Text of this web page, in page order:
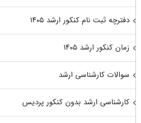
دفترچه ثبت نام کنکور ارشد ۱۴۰۵
زمان کنکور ارشد ۱۴۰۵
سوالات کارشناسی ارشد
کارشناسی ارشد بدون کنکور پردیس